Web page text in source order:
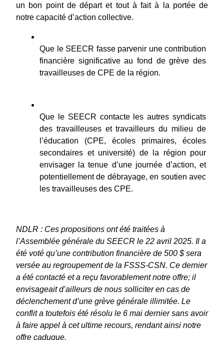
un bon point de départ et tout à fait à la portée de
notre capacité d’action collective.
Que le SEECR fasse parvenir une contribution
financière significative au fond de grève des
travailleuses de CPE de la région.
Que le SEECR contacte les autres syndicats
des travailleuses et travailleurs du milieu de
l’éducation (CPE, écoles primaires, écoles
secondaires et université) de la région pour
envisager la tenue d’une journée d’action, et
potentiellement de débrayage, en soutien avec
les travailleuses des CPE.
NDLR : Ces propositions ont été traitées à
l’Assemblée générale du SEECR le 22 avril 2025. Il a
été voté qu’une contribution financière de 500 $ sera
versée au regroupement de la FSSS-CSN. Ce dernier
a été contacté et a reçu favorablement notre offre; il
envisageait d’ailleurs de nous solliciter en cas de
déclenchement d’une grève générale illimitée. Le
conflit a toutefois été résolu le 6 mai dernier sans avoir
à faire appel à cet ultime recours, rendant ainsi notre
offre caduque.